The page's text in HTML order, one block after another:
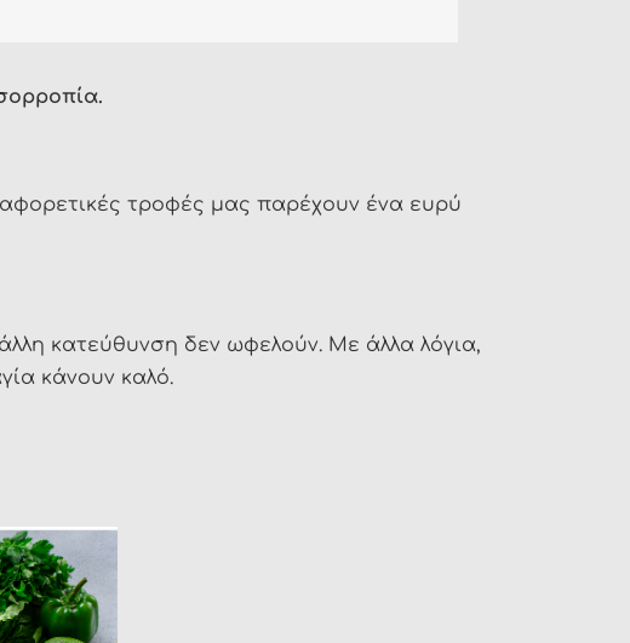
τροφές μας παρέχουν ένα ευρύ
κατεύθυνση δεν ωφελούν. Με άλλα λόγια,
κάνουν καλό.